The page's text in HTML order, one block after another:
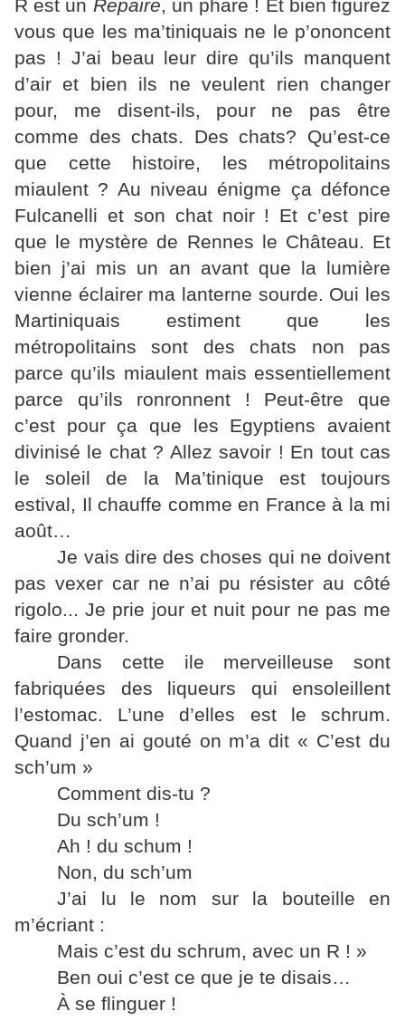
R est un Repaire, un phare ! Et bien figurez
vous que les ma’tiniquais ne le p’ononcent
pas ! J’ai beau leur dire qu’ils manquent
d’air et bien ils ne veulent rien changer
pour, me disent-ils, pour ne pas être
comme des chats. Des chats? Qu’est-ce
que cette histoire, les métropolitains
miaulent ? Au niveau énigme ça défonce
Fulcanelli et son chat noir ! Et c’est pire
que le mystère de Rennes le Château. Et
bien j’ai mis un an avant que la lumière
vienne éclairer ma lanterne sourde. Oui les
Martiniquais estiment que les
métropolitains sont des chats non pas
parce qu’ils miaulent mais essentiellement
parce qu’ils ronronnent ! Peut-être que
c’est pour ça que les Egyptiens avaient
divinisé le chat ? Allez savoir ! En tout cas
le soleil de la Ma’tinique est toujours
estival, Il chauffe comme en France à la mi
août…
Je vais dire des choses qui ne doivent
pas vexer car ne n’ai pu résister au côté
rigolo... Je prie jour et nuit pour ne pas me
faire gronder.
Dans cette ile merveilleuse sont
fabriquées des liqueurs qui ensoleillent
l’estomac. L’une d’elles est le schrum.
Quand j’en ai gouté on m’a dit « C’est du
sch’um »
Comment dis-tu ?
Du sch’um !
Ah ! du schum !
Non, du sch’um
J’ai lu le nom sur la bouteille en
m’écriant :
Mais c’est du schrum, avec un R ! »
Ben oui c’est ce que je te disais…
À se flinguer !